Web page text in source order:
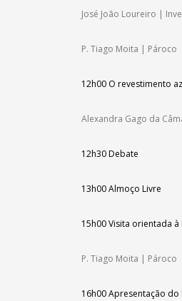
José João Loureiro |
P. Tiago Moita | Pároco
12h00 O revestimento
Alexandra Gago da
12h30 Debate
13h00Almoço Livre
15h00Visita orientada
P. Tiago Moita | Pároco
16h00Apresentação do